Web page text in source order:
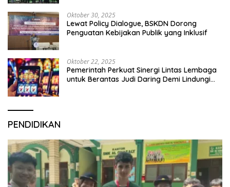
Oktober 30, 2025
Lewat Policy Dialogue, BSKDN Dorong
Penguatan Kebijakan Publik yang Inklusif
Oktober 22, 2025
Pemerintah Perkuat Sinergi Lintas Lembaga
untuk Berantas Judi Daring Demi Lindungi
PENDIDIKAN